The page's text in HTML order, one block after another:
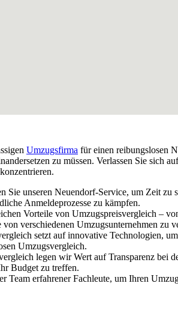
Umzugsfirma für einen reibungslosen
zu müssen. Verlassen Sie
Sie unseren Neuendorf-Service, um Zeit
Anmeldeprozesse zu kämpfen.
Vorteile von Umzugspreisvergleich –
verschiedenen Umzugsunternehmen zu
setzt auf innovative Technologien,
Umzugsvergleich.
legen wir Wert auf Transparenz
Budget zu treffen.
Team erfahrener Fachleute, um Ihren